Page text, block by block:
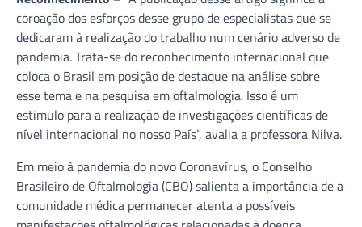
coroação dos esforços desse grupo de especialistas que se
dedicaram à realização do trabalho num cenário adverso de
pandemia. Trata-se do reconhecimento internacional que
coloca o Brasil em posição de destaque na análise sobre
esse tema e na pesquisa em oftalmologia. Isso é um
estímulo para a realização de investigações científicas de
nível internacional no nosso País”, avalia a professora Nilva.
Em meio à pandemia do novo Coronavírus, o Conselho
Brasileiro de Oftalmologia (CBO) salienta a importância de a
comunidade médica permanecer atenta a possíveis